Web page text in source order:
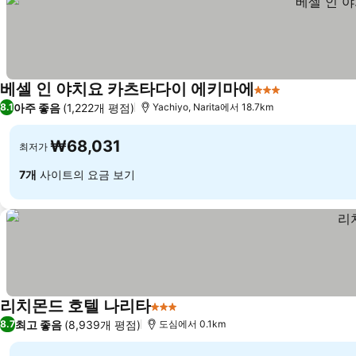
베셀 인 야치요 카츠타다이 에키마에3 성급
8.1아주 좋음 (1,222개 평점) Yachiyo, Narita에서 18.7km
최저가 ₩68,031
7개 사이트의 요금 보기
리치몬드 호텔 나리타3 성급
8.7최고 좋음 (8,939개 평점) 도심에서 0.1km